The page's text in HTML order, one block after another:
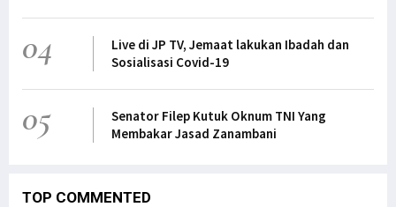
04
Live di JP TV, Jemaat lakukan Ibadah dan
Sosialisasi Covid-19
05
Senator Filep Kutuk Oknum TNI Yang
Membakar Jasad Zanambani
TOP COMMENTED